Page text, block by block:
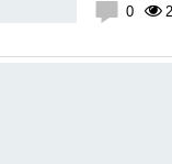
khủng
0